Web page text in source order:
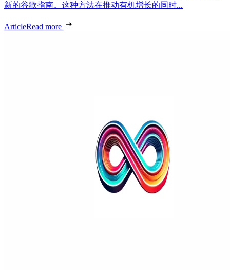
新的谷歌指南。这种方法在推动有机增长的同时...
ArticleRead more